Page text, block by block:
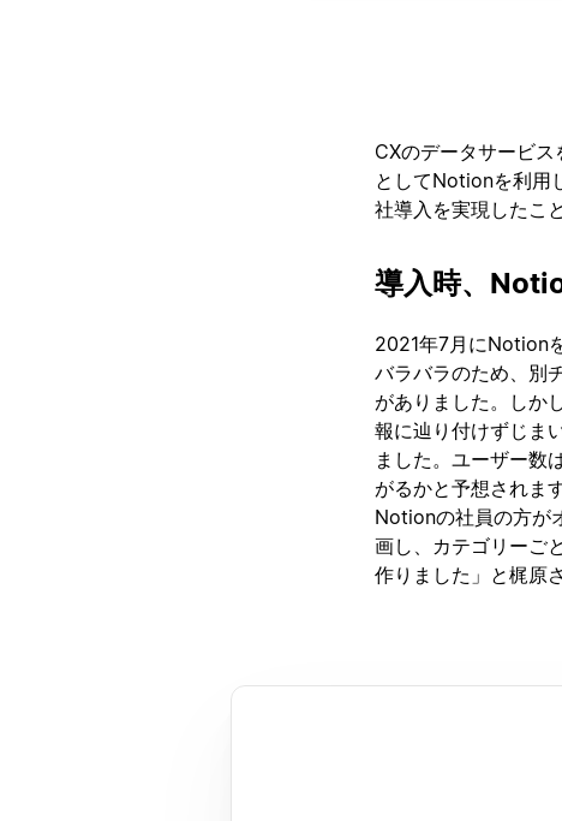
CXのデータサービ
としてNotionを利用
社導入を実現したこ
導入時、
2021年7月にNotion
バラバラのため、別
がありました。しか
報に辿り付けずじま
ました。ユーザー数
がるかと予想されま
Notionの社員の方が
画し、カテゴリーご
作りました」と梶原さ